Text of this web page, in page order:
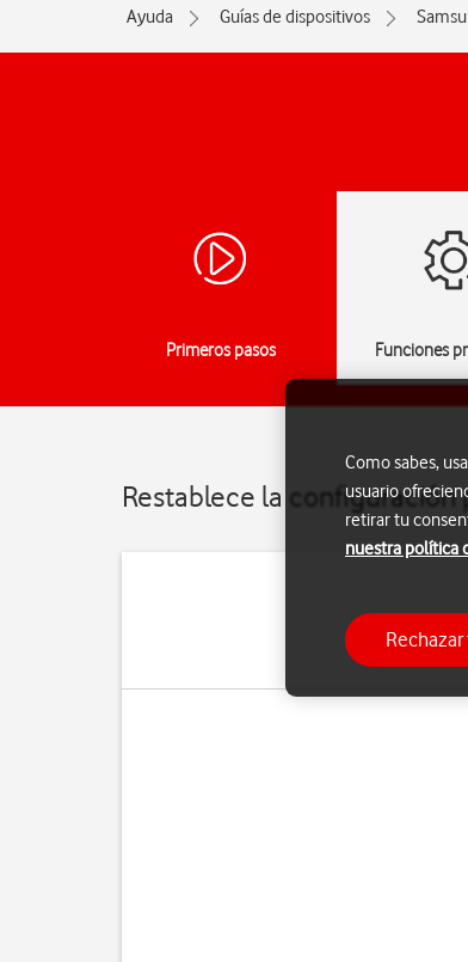
Ayuda Guías de dispositivos
Primeros pasos Funciones
Restablece la configuración
Si el
Como sabes,
usuario
retirar tu
nuestra política